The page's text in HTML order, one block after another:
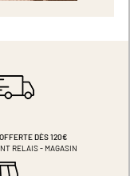
DÈS 120€
RELAIS - MAGASIN